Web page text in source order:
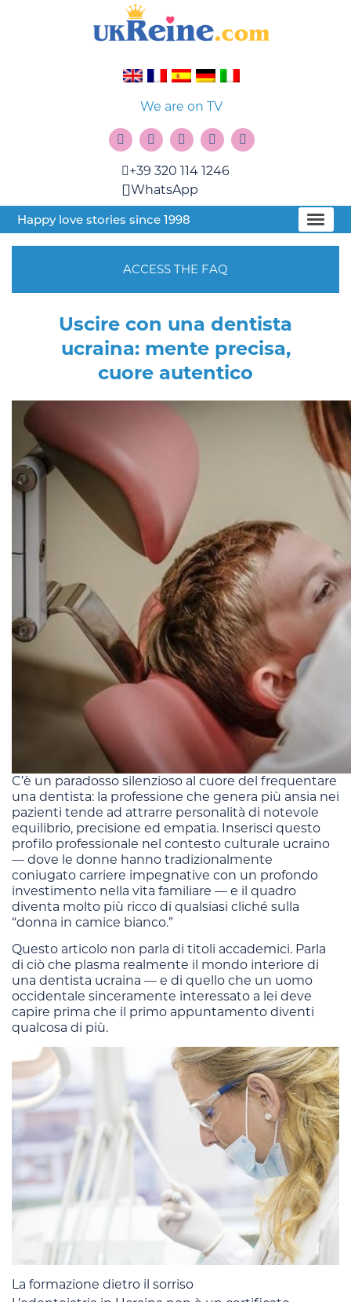
We are on TV
+39 320 114 1246
WhatsApp
Happy love stories since 1998
ACCESS THE FAQ
Uscire con una dentista
ucraina: mente precisa,
cuore autentico
C’è un paradosso silenzioso al cuore del frequentare
una dentista: la professione che genera più ansia nei
pazienti tende ad attrarre personalità di notevole
equilibrio, precisione ed empatia. Inserisci questo
profilo professionale nel contesto culturale ucraino
— dove le donne hanno tradizionalmente
coniugato carriere impegnative con un profondo
investimento nella vita familiare — e il quadro
diventa molto più ricco di qualsiasi cliché sulla
“donna in camice bianco.”
Questo articolo non parla di titoli accademici. Parla
di ciò che plasma realmente il mondo interiore di
una dentista ucraina — e di quello che un uomo
occidentale sinceramente interessato a lei deve
capire prima che il primo appuntamento diventi
qualcosa di più.
La formazione dietro il sorriso